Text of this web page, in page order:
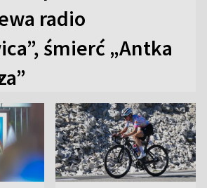
radio
śmierć „Antka